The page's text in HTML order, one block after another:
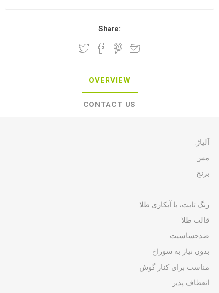
Share:
OVERVIEW
CONTACT US
آلیاژ:
مس
برنج
رنگ ثابت، با آبکاری طلا
قالب طلا
ضدحساسیت
بدون نیاز به سوراخ
مناسب برای کنار گوش
انعطاف پذیر